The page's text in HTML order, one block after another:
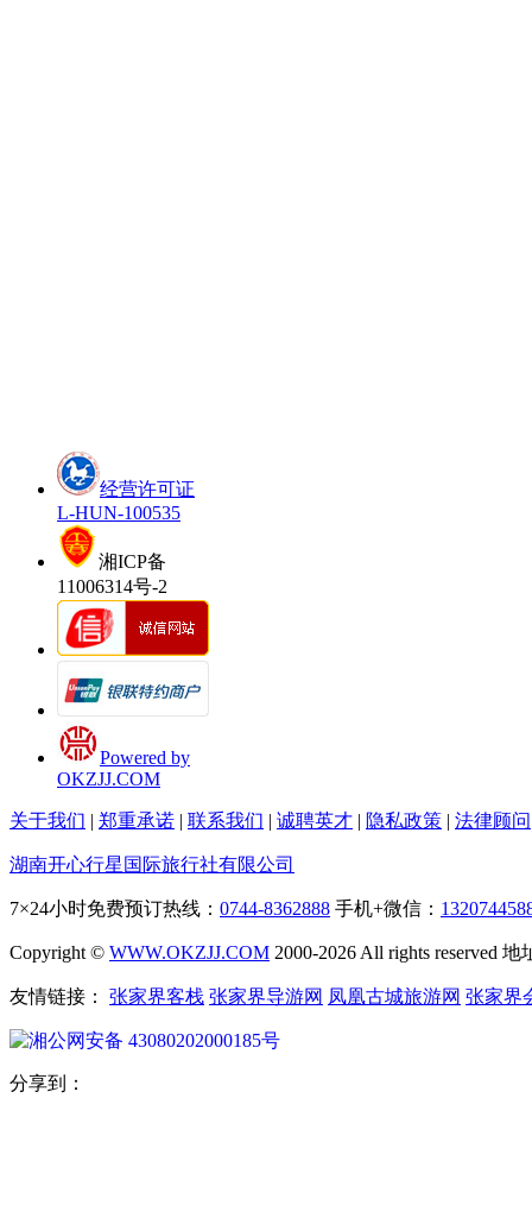
经营许可证
L-HUN-100535
湘ICP备
11006314号-2
Powered by
OKZJJ.COM
关于我们 | 郑重承诺 | 联系我们 | 诚聘英才 | 隐私政策 | 法律顾问
湖南开心行星国际旅行社有限公司
7×24小时免费预订热线： 0744-8362888 手机+微信：
Copyright © WWW.OKZJJ.COM 2000-2026 All rights reserved
友情链接： 张家界客栈 张家界导游网 凤凰古城旅游网 张家界
湘公网安备 43080202000185号
分享到：